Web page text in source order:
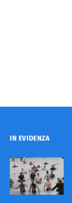
IN EVIDENZA